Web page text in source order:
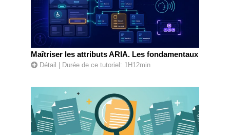
Maîtriser les attributs ARIA. Les fondamentaux
Détail | Durée de ce tutoriel: 1H12min